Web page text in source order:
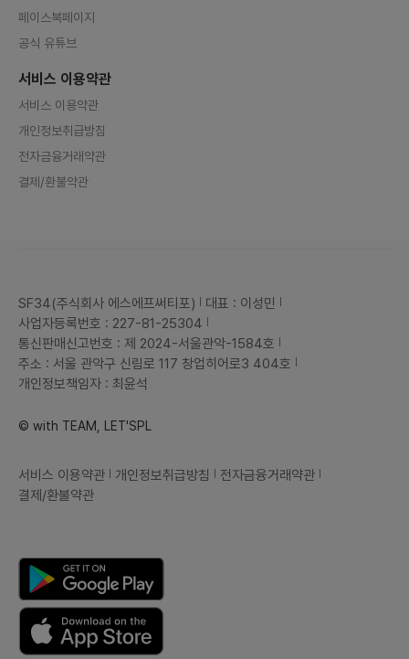
페이스북페이지
공식 유튜브
서비스 이용약관
서비스 이용약관
개인정보취급방침
전자금융거래약관
결제/환불약관
SF34(주식회사 에스에프써티포)
대표 : 이성민
사업자등록번호 : 227-81-25304
통신판매신고번호 : 제 2024-서울관악-1584호
주소 : 서울 관악구 신림로 117 창업히어로3 404호
개인정보책임자 : 최윤석
© with TEAM, LET'SPL
서비스 이용약관 개인정보취급방침
전자금융거래약관
결제/환불약관